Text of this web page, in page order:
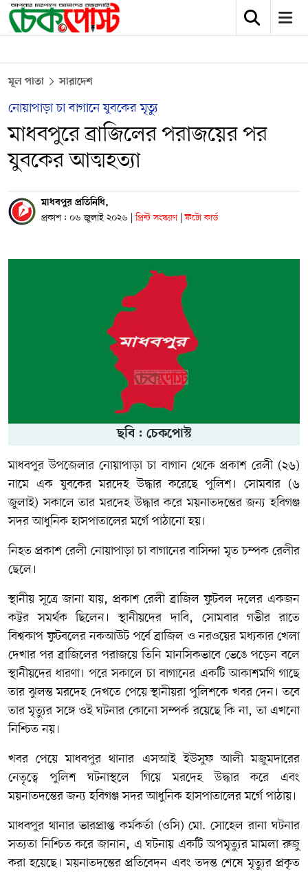
মূল পাতা সারাদেশ
নোয়াপাড়া চা বাগানে যুবকের মৃত্যু
মাধবপুরে ব্রাজিলের পরাজয়ের পর
যুবকের আত্মহত্যা
মাধবপুর প্রতিনিধি,
প্রকাশ : ০৬ জুলাই ২০২৬ | প্রিন্ট সংস্করণ | ফটো কার্ড
ছবি : চেকপোস্ট
মাধবপুর উপজেলার নোয়াপাড়া চা বাগান থেকে প্রকাশ রেলী (২৬)
নামে এক যুবকের মরদেহ উদ্ধার করেছে পুলিশ। সোমবার (৬
জুলাই) সকালে তার মরদেহ উদ্ধার করে ময়নাতদন্তের জন্য হবিগঞ্জ
সদর আধুনিক হাসপাতালের মর্গে পাঠানো হয়।
নিহত প্রকাশ রেলী নোয়াপাড়া চা বাগানের বাসিন্দা মৃত চম্পক রেলীর
ছেলে।
স্থানীয় সূত্রে জানা যায়, প্রকাশ রেলী ব্রাজিল ফুটবল দলের একজন
কট্টর সমর্থক ছিলেন। স্থানীয়দের দাবি, সোমবার গভীর রাতে
বিশ্বকাপ ফুটবলের নকআউট পর্বে ব্রাজিল ও নরওয়ের মধ্যকার খেলা
দেখার পর ব্রাজিলের পরাজয়ে তিনি মানসিকভাবে ভেঙে পড়েন বলে
স্থানীয়দের ধারণা। পরে সকালে চা বাগানের একটি আকাশমণি গাছে
তার ঝুলন্ত মরদেহ দেখতে পেয়ে স্থানীয়রা পুলিশকে খবর দেন। তবে
তার মৃত্যুর সঙ্গে ওই ঘটনার কোনো সম্পর্ক রয়েছে কি না, তা এখনো
নিশ্চিত নয়।
খবর পেয়ে মাধবপুর থানার এসআই ইউসুফ আলী মজুমদারের
নেতৃত্বে পুলিশ ঘটনাস্থলে গিয়ে মরদেহ উদ্ধার করে এবং
ময়নাতদন্তের জন্য হবিগঞ্জ সদর আধুনিক হাসপাতালের মর্গে পাঠায়।
মাধবপুর থানার ভারপ্রাপ্ত কর্মকর্তা (ওসি) মো. সোহেল রানা ঘটনার
সত্যতা নিশ্চিত করে জানান, এ ঘটনায় একটি অপমৃত্যুর মামলা রুজু
করা হয়েছে। ময়নাতদন্তের প্রতিবেদন এবং তদন্ত শেষে মৃত্যুর প্রকৃত